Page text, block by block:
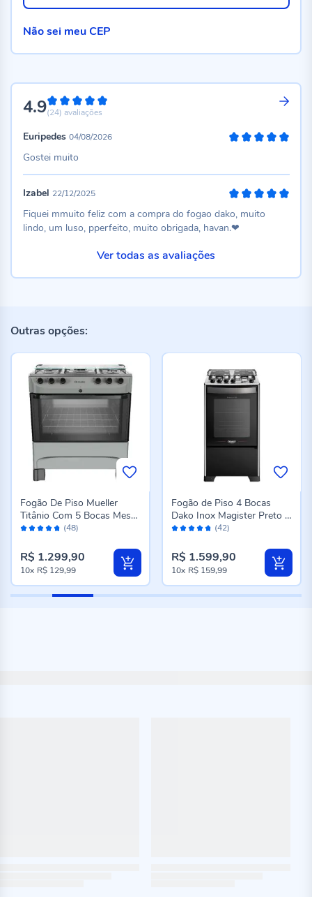
4.998%
(24) avaliações
Euripedes 04/08/2026
Gostei muito
Izabel 22/12/2025
Fiquei mmuito feliz com a compra do fogao dako, muito
lindo, um luso, pperfeito, muito obrigada, havan.❤
Ver todas as avaliações
Não sei meu CEP
Outras opções:
Avaliação: (48)
Fogão De Piso Mueller
Titânio Com 5 Bocas Mesa
Aço Inox Mfi5bb - Bivolt
R$ 1.299,90
10x R$ 129,99
Avaliação: (42)
Fogão de Piso 4 Bocas
Dako Inox Magister Preto -
Bivolt
R$ 1.599,90
10x R$ 159,99